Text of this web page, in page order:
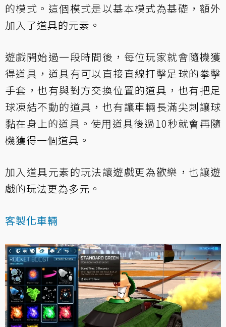
的模式。這個模式是以基本模式為基礎，額外
加入了道具的元素。
遊戲開始過一段時間後，每位玩家就會隨機獲
得道具，道具有可以直接直線打擊足球的拳擊
手套，也有與對方交換位置的道具，也有把足
球凍結不動的道具，也有讓車輛長滿尖刺讓球
黏在身上的道具。使用道具後過10秒就會再隨
機獲得一個道具。
加入道具元素的玩法讓遊戲更為歡樂，也讓遊
戲的玩法更為多元。
客製化車輛